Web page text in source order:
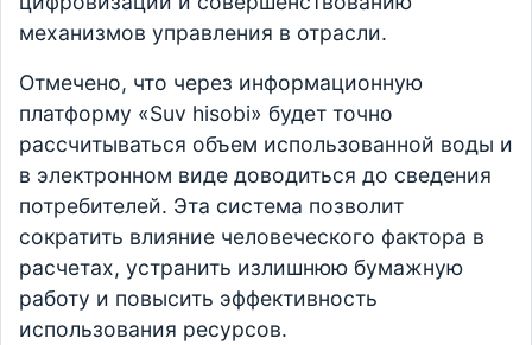
механизмов управления в отрасли.
Отмечено, что через информационную
платформу «Suv hisobi» будет точно
рассчитываться объем использованной воды и
в электронном виде доводиться до сведения
потребителей. Эта система позволит
сократить влияние человеческого фактора в
расчетах, устранить излишнюю бумажную
работу и повысить эффективность
использования ресурсов.